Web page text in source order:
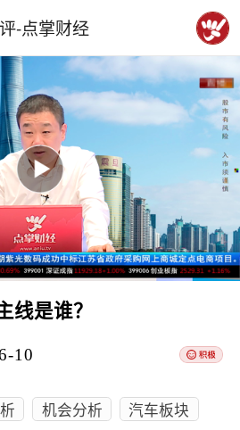
-点掌财经
线是谁？
10
机会分析
汽车板块